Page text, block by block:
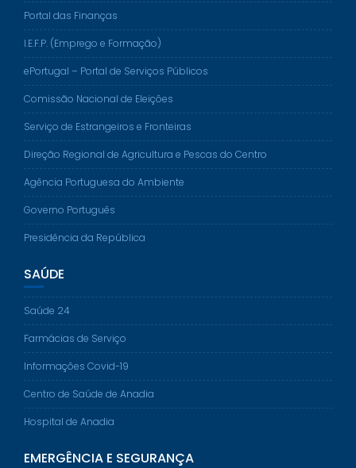
Portal das Finanças
I.E.F.P. (Emprego e Formação)
ePortugal – Portal de Serviços Públicos
Comissão Nacional de Eleições
Serviço de Estrangeiros e Fronteiras
Direção Regional de Agricultura e Pescas do Centro
Agência Portuguesa do Ambiente
Governo Português
Presidência da República
SAÚDE
Saúde 24
Farmácias de Serviço
Informações Covid-19
Centro de Saúde de Anadia
Hospital de Anadia
EMERGÊNCIA E SEGURANÇA